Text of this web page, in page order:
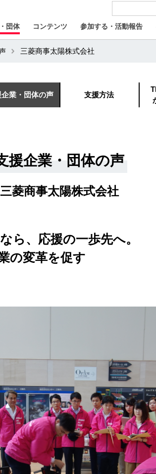
団体 コンテンツ 参加する・活動報告
三菱商事太陽株式会社
業・団体の声 支援方法
援企業・団体の声
三菱商事太陽株式会社
ら、応援の一歩先へ。
の変革を促す